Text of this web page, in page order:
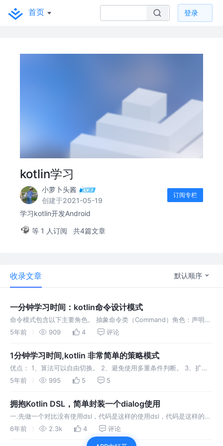
首页 登录
kotlin学习
小萝卜头酱
创建于2021-05-19
订阅专栏
学习kotlin开发Android
等 1 人订阅 共4篇文章
收录文章 默认顺序
一分钟学习时间：kotlin命令设计模式
命令模式包含以下主要角色。 抽象命令类（Command）角色：声明执
行命令的接口，拥有执行命令的抽象方法 execute()。 具体命令类
接收者对象，并通过调用接收者的功能来完成命令要执行的操作。 实现
者…
5年前 909 4 评论
1分钟学习时间,kotlin 非常简单的策略模式
优点： 1、算法可以自由切换。 2、避免使用多重条件判断。 3、扩展
性良好。 缺点： 1、策略类会增多。 2、所有策略类都需要对外暴露。
5年前 995 5 5
拥抱Kotlin DSL，简单封装一个dialog使用
一.先做一个对比没有使用dsl，代码是这样的使用dsl，代码是这样的看
起来还是简洁了不少二.搭建构造器使用起来非常简单，废话不多讲，直
接上菜三.kotlin设计模式，简化代码上面采用了构建者模式，再来
6年前 2.3k 4 评论